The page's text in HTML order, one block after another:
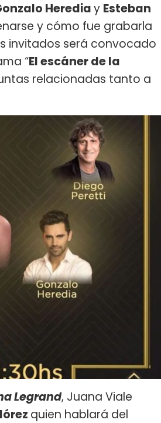
Herediay Esteban
y cómo fue grabarla
invitados será convocado
“El escáner de la
relacionadas tanto a
Legrand, Juana Viale
quien hablará del